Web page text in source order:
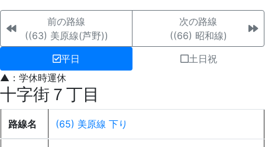
前の路線
((63) 美原線(芦野))
次の路線
((66) 昭和線)
平日
土日祝
▲：学休時運休
十字街７丁目
路線名 (65) 美原線 下り